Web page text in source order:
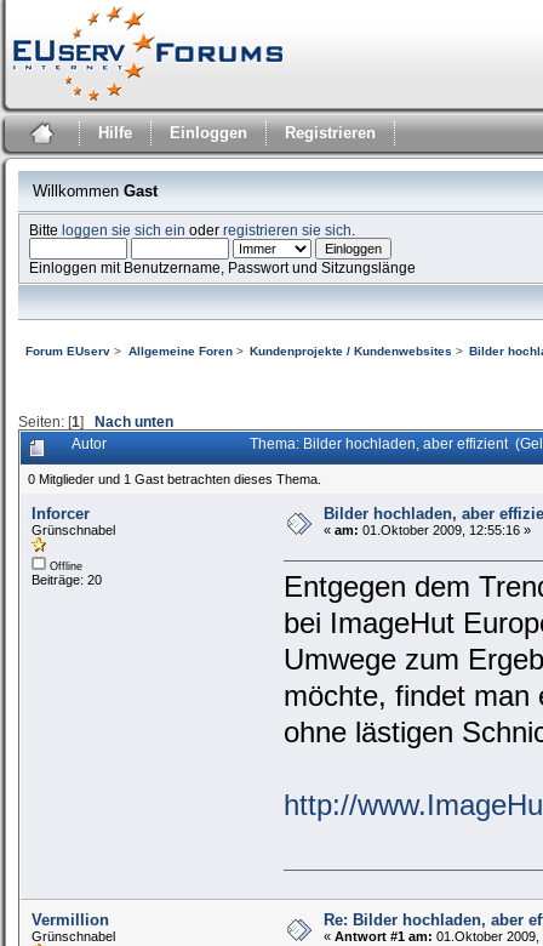
Hilfe Einloggen Registrieren
Willkommen Gast
Bitteloggen sie sich ein oderregistrieren sie sich
Einloggen mit Benutzername, Passwort und Sitzungslänge
Forum EUserv > Allgemeine Foren> Kundenprojekte / Kundenwebsites > Bilder
Seiten: [1] Nach unten
Autor Thema: Bilder hochladen, aber effizient
0 Mitglieder und 1 Gast betrachten dieses Thema.
Inforcer
Grünschnabel
Offline
Beiträge: 20
Bilder hochladen, aber
« am: 01.Oktober 2009, 12:55:16 »
Entgegen dem
bei ImageHut
Umwege zum
möchte, findet man
ohne lästigen
http://
Vermillion
Grünschnabel
Re: Bilder hochladen, aber
« Antwort #1 am: 01.Oktober 2009,